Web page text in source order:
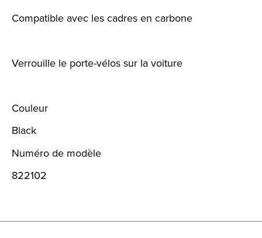
Compatible avec les cadres en carbone
Verrouille le porte-vélos sur la voiture
Couleur
Black
Numéro de modèle
822102